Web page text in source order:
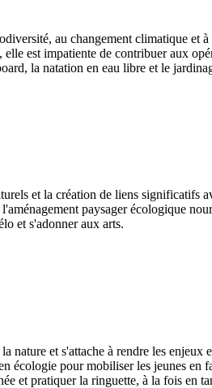
au changement climatique et
est impatiente de contribuer aux
la natation en eau libre et le
et la création de liens significatifs
paysager écologique
et s'adonner aux arts.
nature et s'attache à rendre les enjeux
écologie pour mobiliser les jeunes en
et pratiquer la ringuette, à la fois en